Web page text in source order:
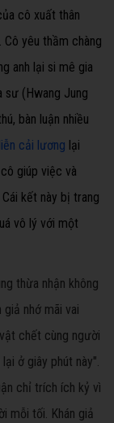
cô xuất thân
yêu thầm chàng
anh lại si mê gia
sư (Hwang Jung
bàn luận nhiều
cải lương lại
giúp việc và
kết này bị trang
vô lý với một
thừa nhận không
nhớ mãi vai
chết cùng người
ở giây phút này".
chỉ trích ích kỷ vì
mỗi tối. Khán giả